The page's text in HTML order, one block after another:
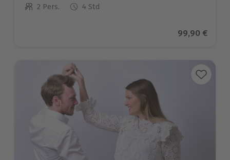
Anzahl der Teilnehmer
2 Pers. 4 Std
Aktueller
99,90 €